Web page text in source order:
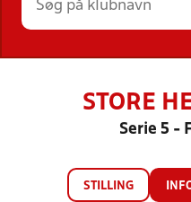
STORE
Serie 5 -
STILLING